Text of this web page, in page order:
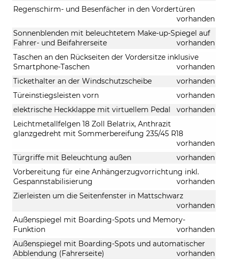
Regenschirm- und Besenfächer in den Vordertüren
vorhanden
Sonnenblenden mit beleuchtetem Make-up-Spiegel auf
Fahrer- und Beifahrerseite
vorhanden
Taschen an den Rückseiten der Vordersitze inklusive
Smartphone-Taschen
vorhanden
Tickethalter an der Windschutzscheibe
vorhanden
Türeinstiegsleisten vorn
vorhanden
elektrische Heckklappe mit virtuellem Pedal
vorhanden
Leichtmetallfelgen 18 Zoll Belatrix, Anthrazit
glanzgedreht mit Sommerbereifung 235/45 R18
vorhanden
Türgriffe mit Beleuchtung außen
vorhanden
Vorbereitung für eine Anhängerzugvorrichtung inkl.
Gespannstabilisierung
vorhanden
Zierleisten um die Seitenfenster in Mattschwarz
vorhanden
Außenspiegel mit Boarding-Spots und Memory-
Funktion
vorhanden
Außenspiegel mit Boarding-Spots und automatischer
Abblendung (Fahrerseite)
vorhanden